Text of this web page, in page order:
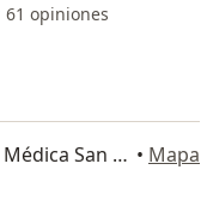
61 opiniones
Vista Hermosa #190, Torre Médica San Marcos Piso 6,, San Luis Potosi • Mapa